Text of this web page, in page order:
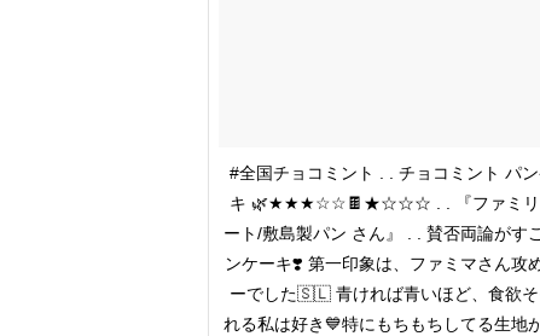
#全国チョコミント . . チョコミント パ
キ 🌿★★★☆☆🍫★☆☆☆ . . 『ファミリ
ート/敷島製パン さん』 . . 賛否両論がす
ンケーキ❣️ 第一印象は、ファミマさん攻
ーでした🇸🇱 青ければ青いほど、食欲そ
れる私は好き💙特にもちもちしてる生地